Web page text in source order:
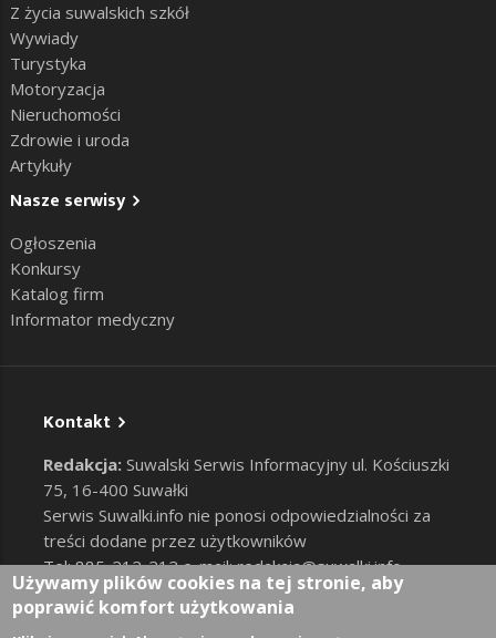
Z życia suwalskich szkół
Wywiady
Turystyka
Motoryzacja
Nieruchomości
Zdrowie i uroda
Artykuły
Nasze serwisy
Ogłoszenia
Konkursy
Katalog firm
Informator medyczny
Kontakt
Redakcja: Suwalski Serwis Informacyjny ul. Kościuszki
75, 16-400 Suwałki
Serwis Suwalki.info nie ponosi odpowiedzialności za
treści dodane przez użytkowników
Tel: 885-212-212 e-mail:redakcja@suwalki.info,
reklama@suwalki.info
RODO |Cookies
Używamy plików cookies na tej stronie, aby
poprawić komfort użytkowania